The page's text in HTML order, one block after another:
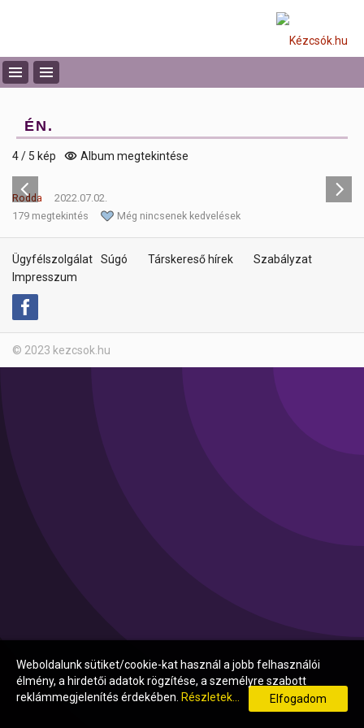
ÉN.
4 / 5 kép Album megtekintése
Rodda
2022.07.02.
179 megtekintés
Még nincsenek kedvelések
Ügyfélszolgálat Súgó Társkereső hírek
Szabályzat
Impresszum
© 2023 kezcsok.hu
Weboldalunk sütiket/cookie-kat használ a jobb felhasználói
élmény, a hirdetői adatok rögzítése, a személyre szabott
reklámmegjelenítés érdekében. Részletek... Elfogadom